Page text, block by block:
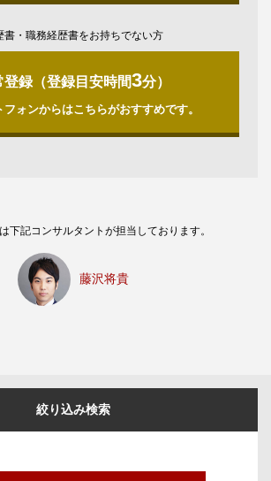
書・職務経歴書をお持ちでない方
登録（登録目安時間3分）
ォンからはこちらがおすすめです。
下記コンサルタントが担当しております。
藤沢将貴
絞り込み検索